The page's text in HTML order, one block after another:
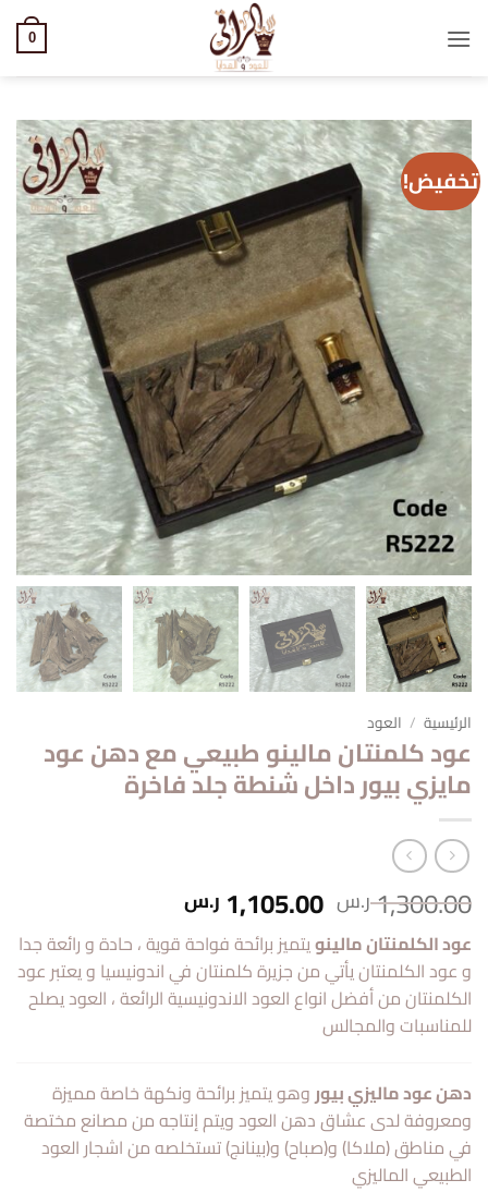
للمحتوى
0
تخفيض!
الرئيسية / العود
عود كلمنتان مالينو طبيعي مع دهن عود
مايزي بيور داخل شنطة جلد فاخرة
1,300.00ر.س السعر
الأصلي
هو:
1,300.00 ر.س.
1,105.00 ر.سالسعر
الحالي
هو:
1,105.00 ر.س.
عود الكلمنتان مالينويتميز برائحة فواحة قوية ، حادة و رائعة جدا
و عود الكلمنتان يأتي من جزيرة كلمنتان في اندونيسيا و يعتبر عود
الكلمنتان من أفضل انواع العود الاندونيسية الرائعة ، العود يصلح
للمناسبات والمجالس
دهن عود ماليزي بيور وهو يتميز برائحة ونكهة خاصة مميزة
ومعروفة لدى عشاق دهن العود ويتم إنتاجه من مصانع مختصة
في مناطق (ملاكا) و(صباح) و(بينانج) تستخلصه من اشجار العود
الطبيعي الماليزي